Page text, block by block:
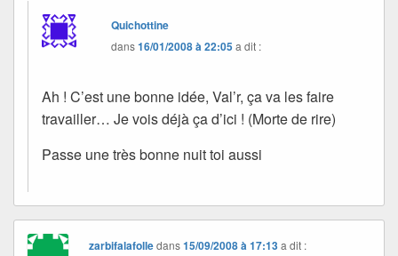
Quichottine
dans16/01/2008 à 22:05a dit :
Ah ! C’est une bonne idée, Val’r, ça va les faire
travailler… Je vois déjà ça d’ici ! (Morte de rire)
Passe une très bonne nuit toi aussi
zarbifalafolledans15/09/2008 à 17:13 a dit :